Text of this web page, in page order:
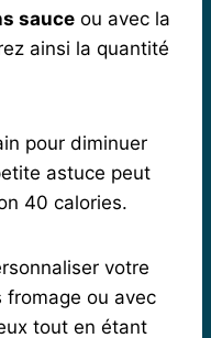
sauce ou avec la
ainsi la quantité
pour diminuer
astuce peut
40 calories.
votre
fromage ou avec
tout en étant